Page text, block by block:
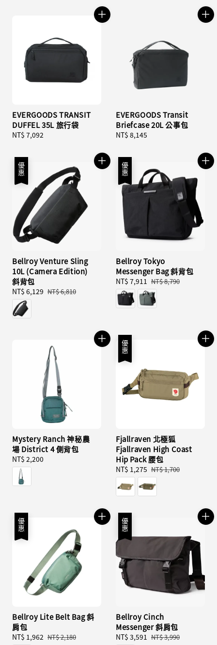
EVERGOODS TRANSIT
DUFFEL 35L 旅行袋
Regular
NT$ 7,092
EVERGOODS Transit
Briefcase 20L 公事包
Regular
NT$ 8,145
優惠
Bellroy Venture Sling
10L (Camera Edition)
斜背包
Sale
price
NT$ 6,129 Regular
NT$ 6,810
優惠
Bellroy Tokyo
Messenger Bag 斜背包
Sale
price
NT$ 7,911 Regular
price
NT$ 8,790
Mystery Ranch 神秘農
場 District 4 側背包
Regular
price
NT$ 2,200
優惠
Fjallraven 北極狐
Fjallraven High Coast
Hip Pack 腰包
Sale
price
NT$ 1,275 Regular
price
NT$ 1,700
優惠
Bellroy Lite Belt Bag 斜
肩包
Sale
NT$ 1,962 Regular
NT$ 2,180
優惠
Bellroy Cinch
Messenger 斜肩包
Sale
NT$ 3,591 Regular
NT$ 3,990